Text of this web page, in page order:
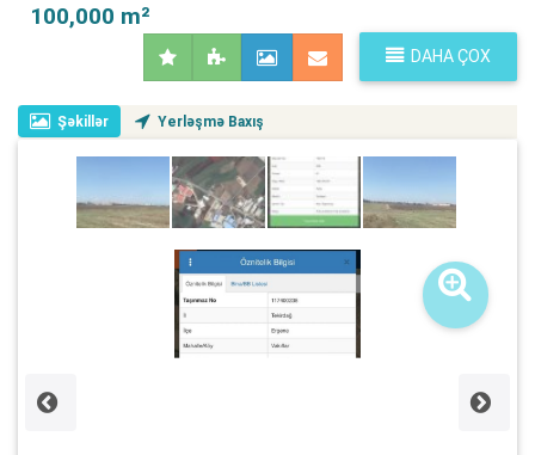
100,000 m²
DAHA ÇOX
Şəkillər Yerləşmə Baxış